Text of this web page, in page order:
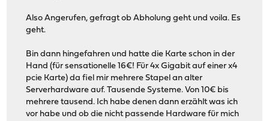
Also Angerufen, gefragt ob Abholung geht und voila. Es
geht.
Bin dann hingefahren und hatte die Karte schon in der
Hand (für sensationelle 16€! Für 4x Gigabit auf einer x4
pcie Karte) da fiel mir mehrere Stapel an alter
Serverhardware auf. Tausende Systeme. Von 10€ bis
mehrere tausend. Ich habe denen dann erzählt was ich
vor habe und ob die nicht passende Hardware für mich